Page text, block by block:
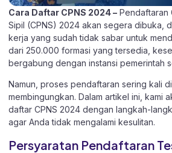
Cara Daftar CPNS 2024 – Pendaftaran
Sipil (CPNS) 2024 akan segera dibuka,
kerja yang sudah tidak sabar untuk
dari 250.000 formasi yang tersedia,
bergabung dengan instansi pemerintah
Namun, proses pendaftaran sering kali
membingungkan. Dalam artikel ini, kami
daftar CPNS 2024 dengan langkah-
agar Anda tidak mengalami kesulitan.
Persyaratan Pendaftaran